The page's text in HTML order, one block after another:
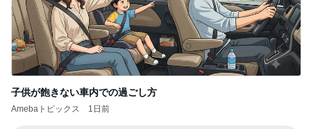
子供が飽きない車内での過ごし方
Amebaトピックス 1日前